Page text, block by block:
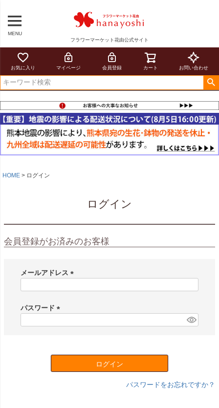
MENU
フラワーマーケット花由公式サイト
お気に入り マイページ 会員登録 カート お問い合わせ
HOME ログイン
ログイン
会員登録がお済みのお客様
メールアドレス
)
パスワード
ログイン
パスワードをお忘れですか？